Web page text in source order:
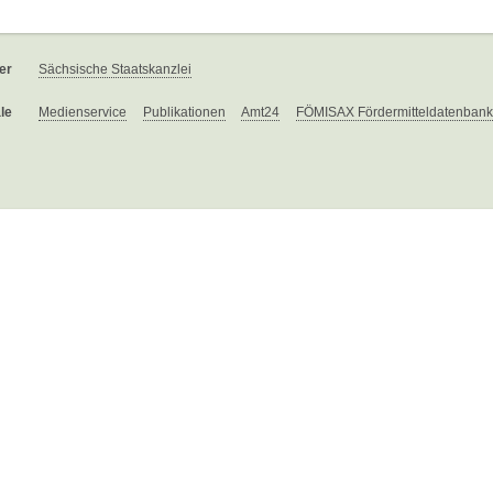
Sächsische Staatskanzlei
Medienservice Publikationen Amt24 FÖMISAX Fördermitteldatenbank